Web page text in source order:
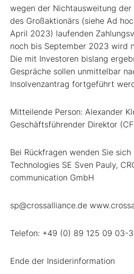
wegen der Nichtausweitung der
des Großaktionärs (siehe Ad
April 2023) laufenden
noch bis September 2023 wird
Die mit Investoren bislang
Gespräche sollen unmittelbar
Insolvenzantrag fortgeführt
Mitteilende Person: Alexander
Geschäftsführender Direktor
Bei Rückfragen wenden Sie sich
Technologies SE Sven Pauly,
communication GmbH
sp@crossalliance.de
Telefon: +49 (0) 89 125 09 03-
Ende der Insiderinformation